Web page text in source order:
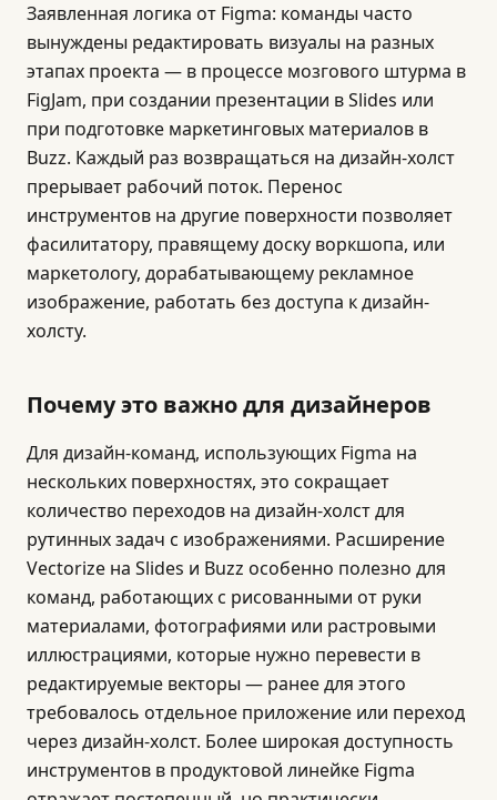
Заявленная логика от Figma: команды часто
вынуждены редактировать визуалы на разных
этапах проекта — в процессе мозгового штурма в
FigJam, при создании презентации в Slides или
при подготовке маркетинговых материалов в
Buzz. Каждый раз возвращаться на дизайн-холст
прерывает рабочий поток. Перенос
инструментов на другие поверхности позволяет
фасилитатору, правящему доску воркшопа, или
маркетологу, дорабатывающему рекламное
изображение, работать без доступа к дизайн-
холсту.
Почему это важно для дизайнеров
Для дизайн-команд, использующих Figma на
нескольких поверхностях, это сокращает
количество переходов на дизайн-холст для
рутинных задач с изображениями. Расширение
Vectorize на Slides и Buzz особенно полезно для
команд, работающих с рисованными от руки
материалами, фотографиями или растровыми
иллюстрациями, которые нужно перевести в
редактируемые векторы — ранее для этого
требовалось отдельное приложение или переход
через дизайн-холст. Более широкая доступность
инструментов в продуктовой линейке Figma